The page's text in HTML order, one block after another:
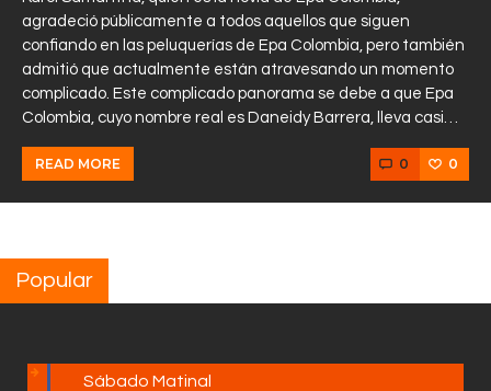
agradeció públicamente a todos aquellos que siguen
confiando en las peluquerías de Epa Colombia, pero también
admitió que actualmente están atravesando un momento
complicado. Este complicado panorama se debe a que Epa
Colombia, cuyo nombre real es Daneidy Barrera, lleva casi…
READ MORE 0 0
Popular
Sábado Matinal